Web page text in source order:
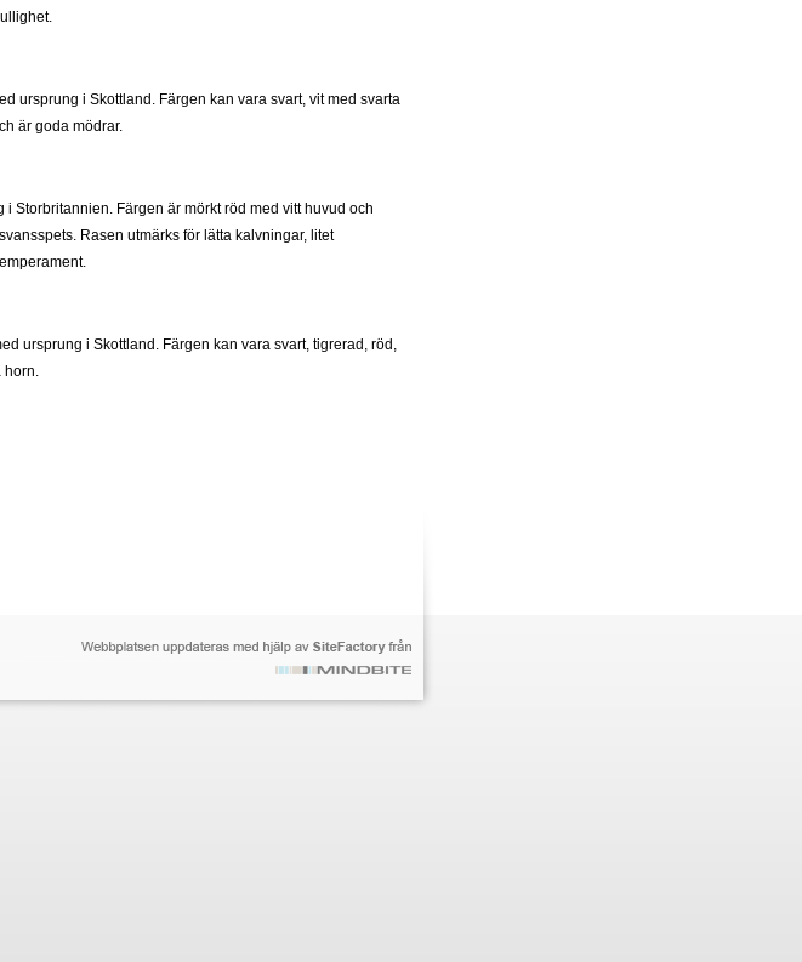
ursprung i Skottland. Färgen kan vara svart, vit med svarta
är goda mödrar.
Storbritannien. Färgen är mörkt röd med vitt huvud och
Rasen utmärks för lätta kalvningar, litet
ursprung i Skottland. Färgen kan vara svart, tigrerad, röd,